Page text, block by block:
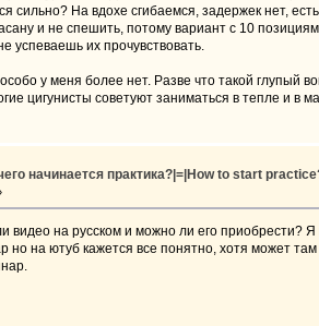
сильно? На вдохе сгибаемся, задержек нет,
и не спешить, потому вариант с 10
успеваешь их прочувствовать.
у меня более нет. Разве что такой глупый
цигунисты советуют заниматься в тепле и в
начинается практика?|=|How to start
видео на русском и можно ли его приобрести?
но на ютуб кажется все понятно, хотя может